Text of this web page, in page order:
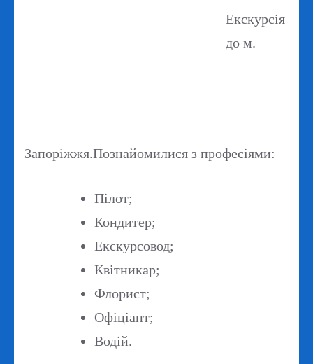
Екскурсія
до м.
Запоріжжя.Познайомилися з професіями:
Пілот;
Кондитер;
Екскурсовод;
Квітникар;
Флорист;
Офіціант;
Водій.